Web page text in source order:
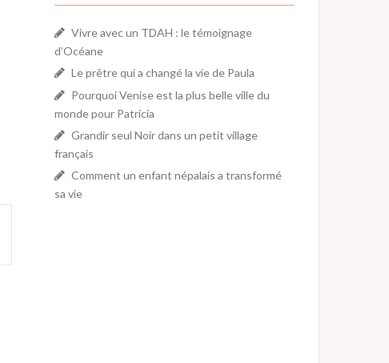
Vivre avec un TDAH : le témoignage
d’Océane
Le prêtre qui a changé la vie de Paula
Pourquoi Venise est la plus belle ville du
monde pour Patricia
Grandir seul Noir dans un petit village
français
Comment un enfant népalais a transformé
sa vie